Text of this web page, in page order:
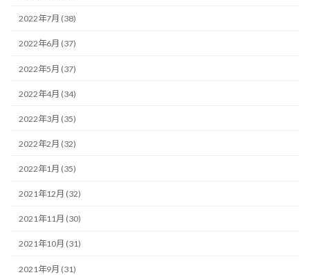
2022年7月 (38)
2022年6月 (37)
2022年5月 (37)
2022年4月 (34)
2022年3月 (35)
2022年2月 (32)
2022年1月 (35)
2021年12月 (32)
2021年11月 (30)
2021年10月 (31)
2021年9月 (31)